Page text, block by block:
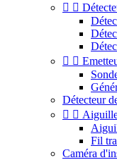
 
 
Détecteur
 
Fil
Caméra